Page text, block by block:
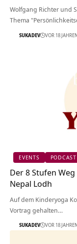
Wolfgang Richter und
Thema
SUKADEV VOR 18
EVENTS PODCAST
Der 8 Stufen
Nepal Lodh
Auf dem Kinderyoga
Vortrag gehalten…
SUKADEV VOR 18